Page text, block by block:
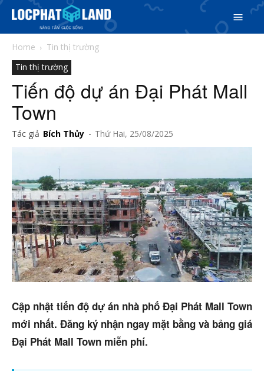
Search
5/5(5 Reviews)
Phiên bản cập nhật V3
& tìm kiếm nhanh chóng hơn
Trang chủ
Dự án
Mua bán
Thị trường
Liên hệ
Home
Tin thị trường
Tin thị trường
Tiến độ dự án Đại Phát Mall
Town
Tác giả Bích Thủy - Thứ Hai, 25/08/2025
Cập nhật tiến độ dự án nhà phố Đại Phát Mall Town
mới nhất. Đăng ký nhận ngay mặt bằng và bảng giá
Đại Phát Mall Town miễn phí.